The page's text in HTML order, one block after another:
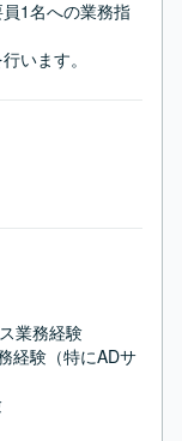
1名への業務指
います。
業務経験
経験（特にADサ